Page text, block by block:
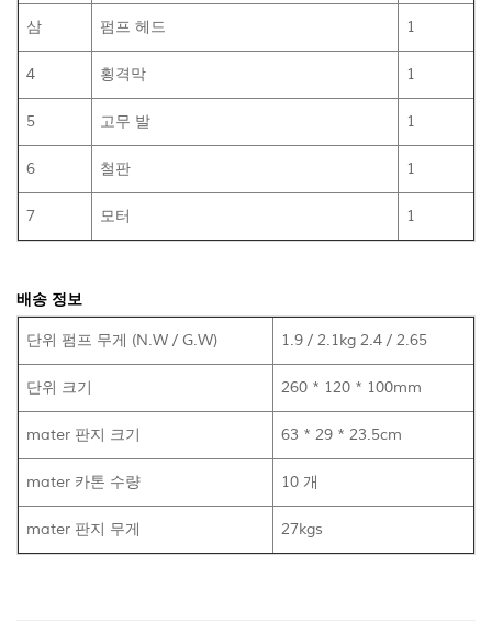
삼 펌프 헤드 1
4 횡격막 1
5 고무 발 1
6 철판 1
7 모터 1
배송 정보
단위 펌프 무게 (N.W / G.W) 1.9 / 2.1kg 2.4 / 2.65
단위 크기 260 * 120 * 100mm
mater 판지 크기 63 * 29 * 23.5cm
mater 카톤 수량 10 개
mater 판지 무게 27kgs